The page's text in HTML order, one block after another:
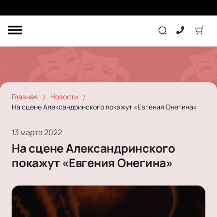
ДРУГОЕ
Другое
Экскурсия
Концерт
Оркестр
Джаз и блюз
Детский спектакль
Кукольный театр
Театр
Комедия
Дополнительно
Главная
Новости
На сцене Александринского покажут «Евгения Онегина»
13 марта 2022
На сцене Александринского
покажут «Евгения Онегина»